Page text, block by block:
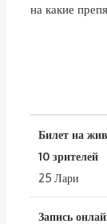
на какие
Билет на
10 зрителей
25 Лари
Запись